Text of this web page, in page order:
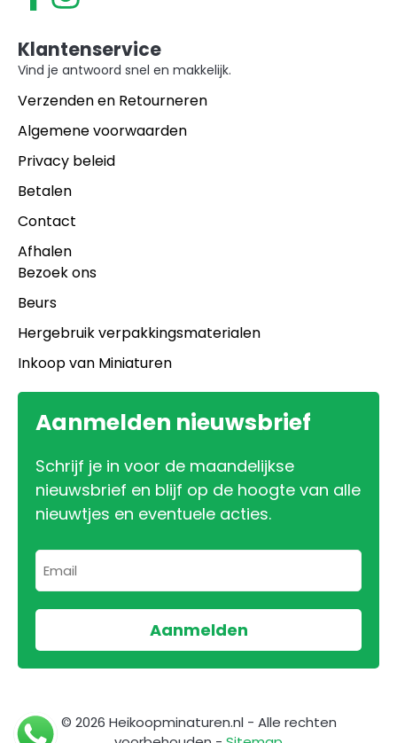
Klantenservice
Vind je antwoord snel en makkelijk.
Verzenden en Retourneren
Algemene voorwaarden
Privacy beleid
Betalen
Contact
Afhalen
Bezoek ons
Beurs
Hergebruik verpakkingsmaterialen
Inkoop van Miniaturen
Aanmelden nieuwsbrief
Schrijf je in voor de maandelijkse
nieuwsbrief en blijf op de hoogte van alle
nieuwtjes en eventuele acties.
© 2026 Heikoopminaturen.nl - Alle rechten